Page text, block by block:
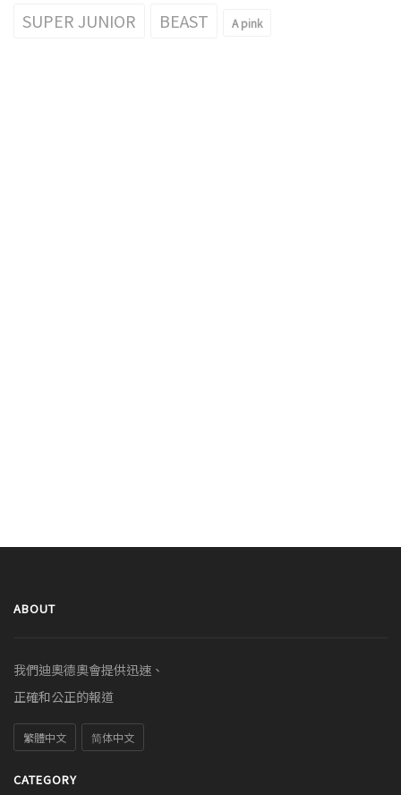
SUPER JUNIOR BEAST A pink
ABOUT
我們迪奧德奧會提供迅速、
正確和公正的報道
繁體中文 简体中文
CATEGORY